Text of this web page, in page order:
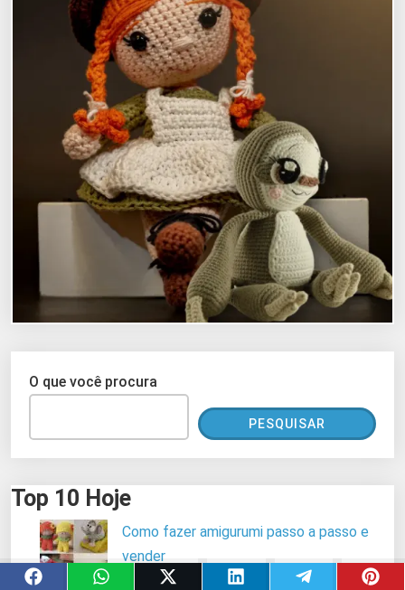
O que você procura
PESQUISAR
Top 10 Hoje
Como fazer amigurumi passo a passo e
vender
350 visualizações